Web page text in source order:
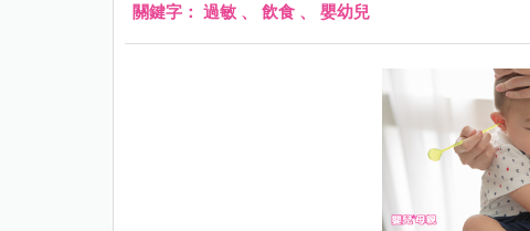
關鍵字： 過敏 、 飲食 、 嬰幼兒